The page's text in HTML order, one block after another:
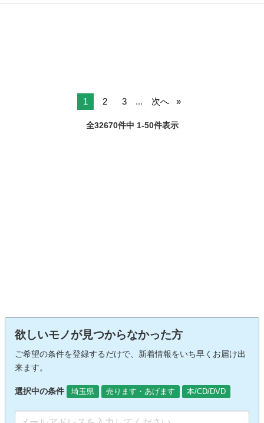
みしませんか？ 家電、趣味・スポーツ・レジャー用品、こども用品、
1 2 3 ... 次へ
全32670件中 1-50件表示
欲しいモノが見つからなかった方
ご希望の条件を登録するだけで、新着情報をいち早くお届け出
来ます。
選択中の条件 埼玉県 売ります・あげます 本/CD/DVD